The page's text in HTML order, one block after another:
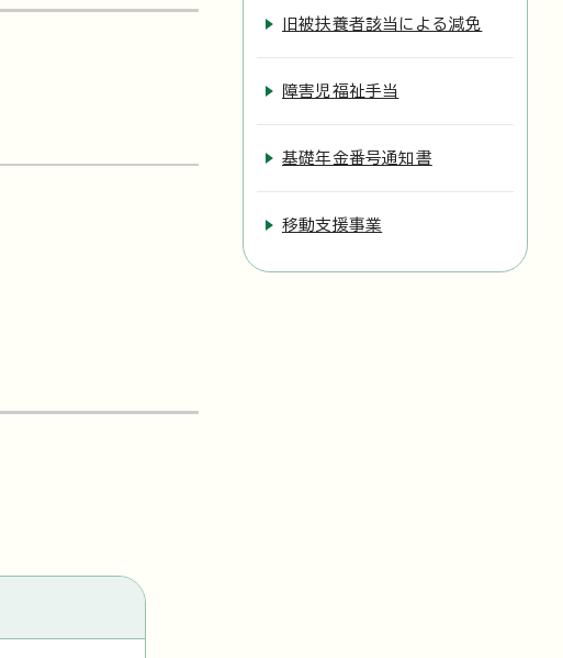
旧被扶養者該当による減免
障害児福祉手当
基礎年金番号通知書
移動支援事業